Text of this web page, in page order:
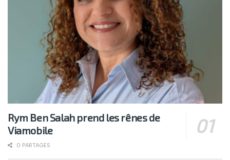
Rym Ben Salah prend les rênes de
Viamobile
0 PARTAGES